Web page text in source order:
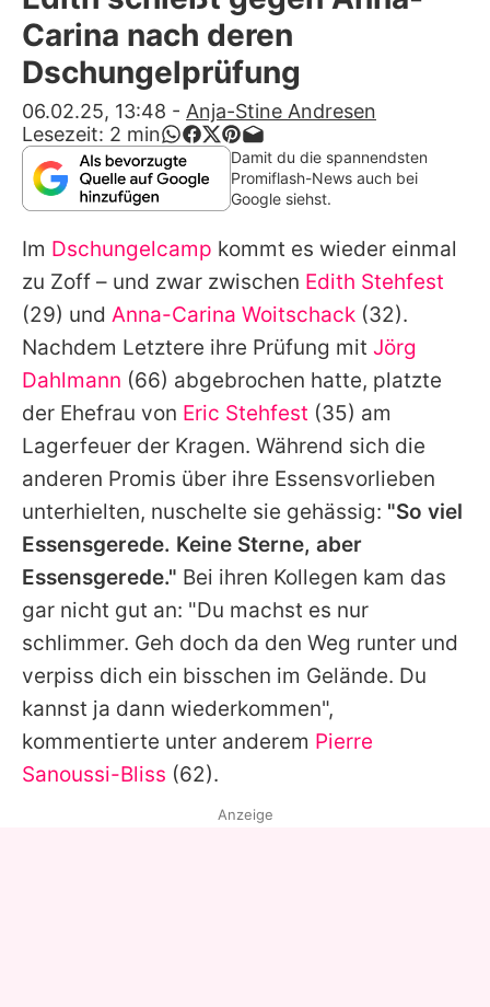
Alle Themen auf Promiflash
Jobs
App runterladen
Team
Redaktionelle Richtlinien
Impressum
Datenschutzerklärung
Nutzungsbedingungen
Utiq verwalten
Carina nach deren
Dschungelprüfung
06.02.25, 13:48 - Anja-Stine Andresen
Lesezeit: 2 min
Damit du die spannendsten
Promiflash-News auch bei
Google siehst.
Im Dschungelcamp kommt es wieder einmal
zu Zoff – und zwar zwischen Edith Stehfest
(29) und Anna-Carina Woitschack (32).
Nachdem Letztere ihre Prüfung mit Jörg
Dahlmann (66) abgebrochen hatte, platzte
der Ehefrau von Eric Stehfest (35) am
Lagerfeuer der Kragen. Während sich die
anderen Promis über ihre Essensvorlieben
unterhielten, nuschelte sie gehässig: "So viel
Essensgerede. Keine Sterne, aber
Essensgerede." Bei ihren Kollegen kam das
gar nicht gut an: "Du machst es nur
schlimmer. Geh doch da den Weg runter und
verpiss dich ein bisschen im Gelände. Du
kannst ja dann wiederkommen",
kommentierte unter anderem Pierre
Sanoussi-Bliss (62).
Anzeige